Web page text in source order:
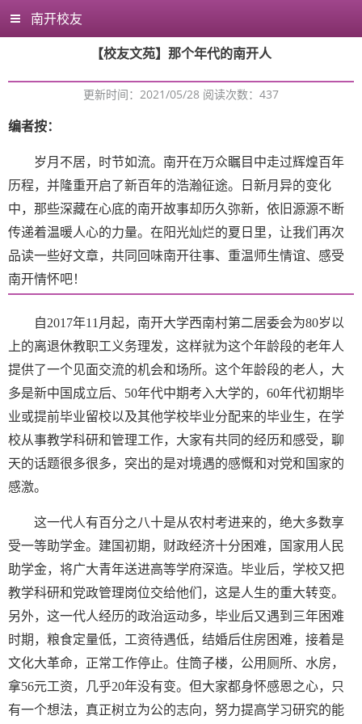
南开校友
【校友文苑】那个年代的南开人
更新时间：2021/05/28 阅读次数： 437
编者按：
岁月不居，时节如流。南开在万众瞩目中走过辉煌百年
历程，并隆重开启了新百年的浩瀚征途。日新月异的变化
中，那些深藏在心底的南开故事却历久弥新，依旧源源不断
传递着温暖人心的力量。在阳光灿烂的夏日里，让我们再次
品读一些好文章，共同回味南开往事、重温师生情谊、感受
南开情怀吧！
自2017年11月起，南开大学西南村第二居委会为80岁以
上的离退休教职工义务理发，这样就为这个年龄段的老年人
提供了一个见面交流的机会和场所。这个年龄段的老人，大
多是新中国成立后、50年代中期考入大学的，60年代初期毕
业或提前毕业留校以及其他学校毕业分配来的毕业生，在学
校从事教学科研和管理工作，大家有共同的经历和感受，聊
天的话题很多很多，突出的是对境遇的感慨和对党和国家的
感激。
这一代人有百分之八十是从农村考进来的，绝大多数享
受一等助学金。建国初期，财政经济十分困难，国家用人民
助学金，将广大青年送进高等学府深造。毕业后，学校又把
教学科研和党政管理岗位交给他们，这是人生的重大转变。
另外，这一代人经历的政治运动多，毕业后又遇到三年困难
时期，粮食定量低，工资待遇低，结婚后住房困难，接着是
文化大革命，正常工作停止。住筒子楼，公用厕所、水房，
拿56元工资，几乎20年没有变。但大家都身怀感恩之心，只
有一个想法，真正树立为公的志向，努力提高学习研究的能